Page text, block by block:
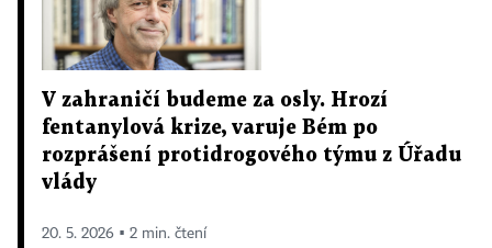
V zahraničí budeme za osly. Hrozí
fentanylová krize, varuje Bém po
rozprášení protidrogového týmu z Úřadu
vlády
20. 5. 2026 ▪ 2 min. čtení